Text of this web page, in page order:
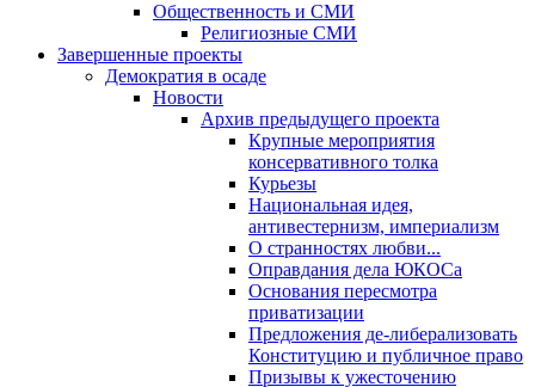
Общественность и СМИ
Религиозные СМИ
Завершенные проекты
Демократия в осаде
Новости
Архив предыдущего проекта
Крупные мероприятия
консервативного толка
Курьезы
Национальная идея,
антивестернизм, империализм
О странностях любви...
Оправдания дела ЮКОСа
Основания пересмотра
приватизации
Предложения де-либерализовать
Конституцию и публичное право
Призывы к ужесточению